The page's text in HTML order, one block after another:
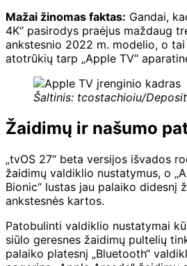
Mažai žinomas faktas: Gandai,
4K“ pasirodys praėjus maždaug
ankstesnio 2022 m. modelio, o
atotrūkių tarp „Apple TV“
Šaltinis: tcostachioiu/
Žaidimų ir našumo
„tvOS 27“ beta versijos išvados
žaidimų valdiklio nustatymus, o
Bionic“ lustas jau palaiko didesnį
ankstesnės kartos.
Patobulinti valdiklio nustatymai
siūlo geresnes žaidimų pultelių
palaiko platesnį „Bluetooth“